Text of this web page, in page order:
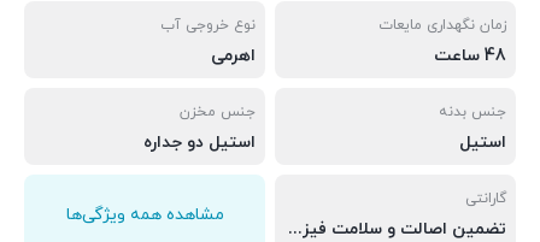
زمان نگهداری مایعات
48 ساعت
نوع خروجی آب
اهرمی
جنس بدنه
استیل
جنس مخزن
استیل دو جداره
گارانتی
تضمین اصالت و سلامت فیزیکی کالا
مشاهده همه ویژگی‌ها